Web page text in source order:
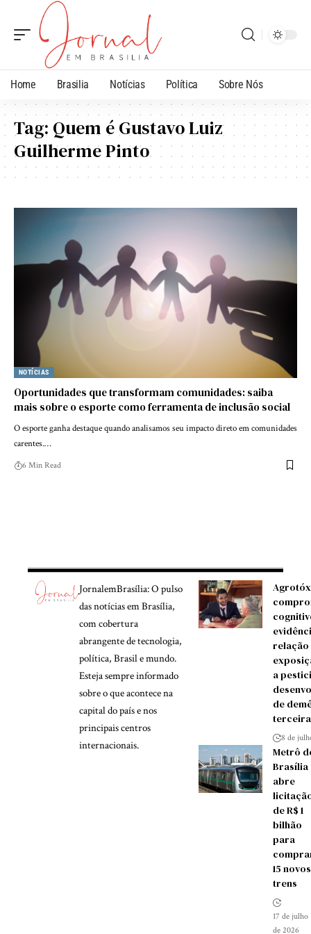
Home Brasilia Notícias Política Sobre Nós
Tag: Quem é Gustavo Luiz
Guilherme Pinto
NOTÍCIAS
Oportunidades que transformam comunidades: saiba
mais sobre o esporte como ferramenta de inclusão social
O esporte ganha destaque quando analisamos seu impacto direto em comunidades
carentes.…
6 Min Read
JornalemBrasília: O pulso
das notícias em Brasília,
com cobertura
abrangente de tecnologia,
política, Brasil e mundo.
Esteja sempre informado
sobre o que acontece na
capital do país e nos
principais centros
internacionais.
a
de
8 de
Metrô
Brasília
abre
de R$ 1
bilhão
para
15 novos
trens
17 de julho
de 2026